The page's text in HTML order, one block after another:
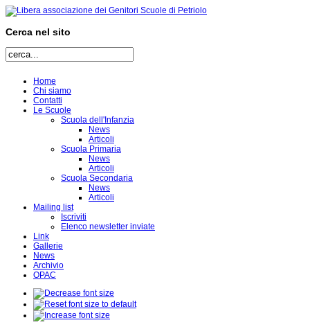
Cerca nel sito
Home
Chi siamo
Contatti
Le Scuole
Scuola dell'Infanzia
News
Articoli
Scuola Primaria
News
Articoli
Scuola Secondaria
News
Articoli
Mailing list
Iscriviti
Elenco newsletter inviate
Link
Gallerie
News
Archivio
OPAC